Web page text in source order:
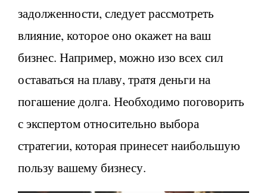
задолженности, следует рассмотреть
влияние, которое оно окажет на ваш
бизнес. Например, можно изо всех сил
оставаться на плаву, тратя деньги на
погашение долга. Необходимо поговорить
с экспертом относительно выбора
стратегии, которая принесет наибольшую
пользу вашему бизнесу.